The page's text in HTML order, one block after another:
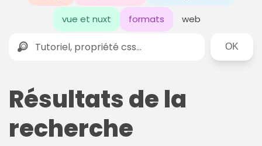
vue et nuxt formats web
Rechercher
Résultats de la
recherche